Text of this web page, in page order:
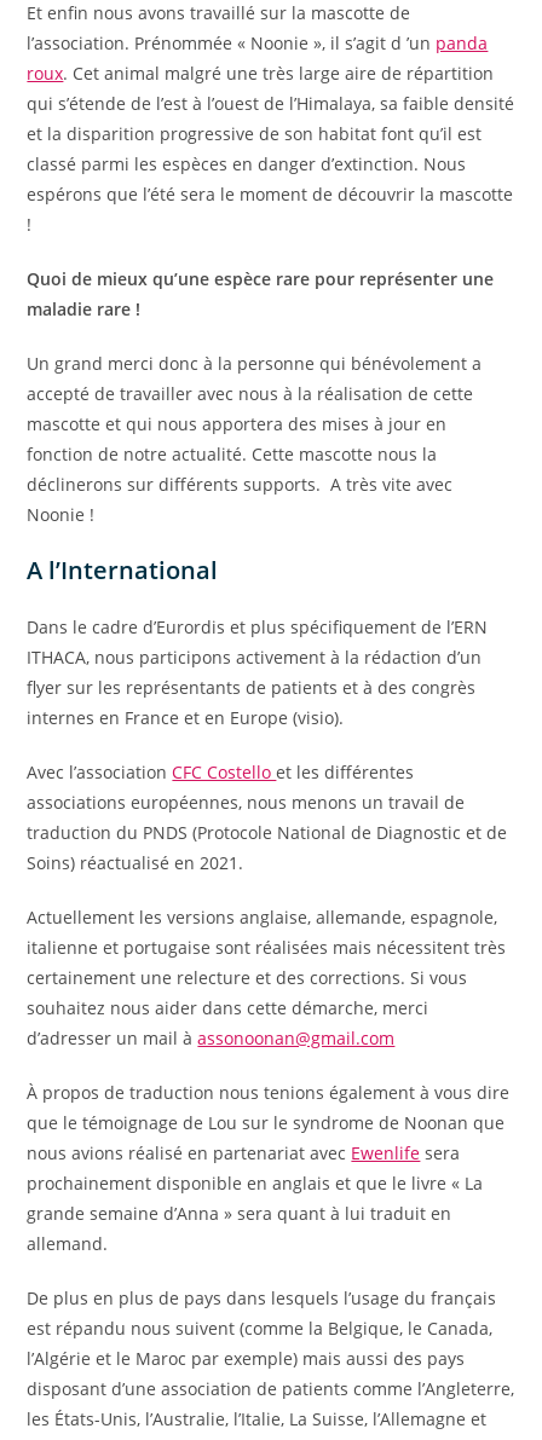
Et enfin nous avons travaillé sur la mascotte de
l’association. Prénommée « Noonie », il s’agit d ’un panda
roux. Cet animal malgré une très large aire de répartition
qui s’étende de l’est à l’ouest de l’Himalaya, sa faible densité
et la disparition progressive de son habitat font qu’il est
classé parmi les espèces en danger d’extinction. Nous
espérons que l’été sera le moment de découvrir la mascotte
!
Quoi de mieux qu’une espèce rare pour représenter une
maladie rare !
Un grand merci donc à la personne qui bénévolement a
accepté de travailler avec nous à la réalisation de cette
mascotte et qui nous apportera des mises à jour en
fonction de notre actualité. Cette mascotte nous la
déclinerons sur différents supports. A très vite avec
Noonie !
A l’International
Dans le cadre d’Eurordis et plus spécifiquement de l’ERN
ITHACA, nous participons activement à la rédaction d’un
flyer sur les représentants de patients et à des congrès
internes en France et en Europe (visio).
Avec l’associationCFC Costelloet les différentes
associations européennes, nous menons un travail de
traduction du PNDS (Protocole National de Diagnostic et de
Soins) réactualisé en 2021.
Actuellement les versions anglaise, allemande, espagnole,
italienne et portugaise sont réalisées mais nécessitent très
certainement une relecture et des corrections. Si vous
souhaitez nous aider dans cette démarche, merci
d’adresser un mail àassonoonan@gmail.com
À propos de traduction nous tenions également à vous dire
que le témoignage de Lou sur le syndrome de Noonan que
nous avions réalisé en partenariat avec Ewenlife sera
prochainement disponible en anglais et que le livre « La
grande semaine d’Anna » sera quant à lui traduit en
allemand.
De plus en plus de pays dans lesquels l’usage du français
est répandu nous suivent (comme la Belgique, le Canada,
l’Algérie et le Maroc par exemple) mais aussi des pays
disposant d’une association de patients comme l’Angleterre,
les États-Unis, l’Australie, l’Italie, La Suisse, l’Allemagne et